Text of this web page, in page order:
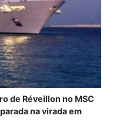
de Réveillon no MSC
na virada em